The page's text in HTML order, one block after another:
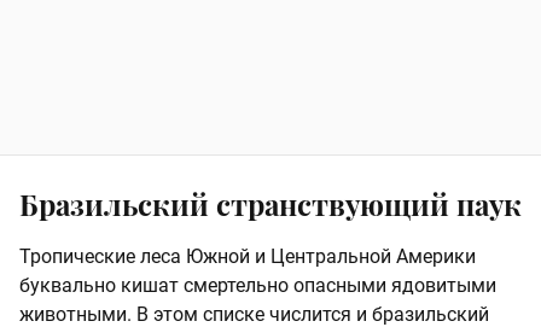
Бразильский странствующий паук
Тропические леса Южной и Центральной Америки
буквально кишат смертельно опасными ядовитыми
животными. В этом списке числится и бразильский